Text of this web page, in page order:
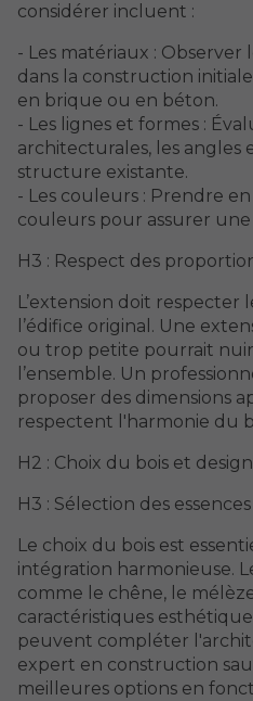
considérer incluent :
- Les matériaux : Observer
dans la construction
en brique ou en béton.
- Les lignes et formes :
architecturales, les angles
structure existante.
- Les couleurs : Prendre
couleurs pour assurer
H3 : Respect des
L’extension doit respecter
l’édifice original. Une
ou trop petite pourrait
l’ensemble. Un
proposer des dimensions
respectent l'harmonie du
H2 : Choix du bois et design
H3 : Sélection des essences
Le choix du bois est
intégration harmonieuse.
comme le chêne, le
caractéristiques
peuvent compléter
expert en construction
meilleures options en